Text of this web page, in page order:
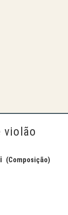
violão
(Composição)